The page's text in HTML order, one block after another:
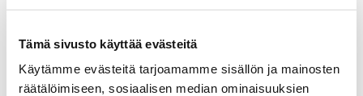
Tämä sivusto käyttää evästeitä
Käytämme evästeitä tarjoamamme sisällön ja mainosten
räätälöimiseen, sosiaalisen median ominaisuuksien
Lynx
Lynx ajovarusteet
Ajohousut